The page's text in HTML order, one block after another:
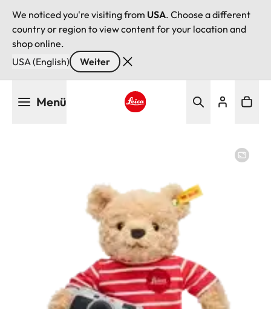
We noticed you're visiting from USA. Choose a different
country or region to view content for your location and
shop online.
USA (English)
Weiter
Menü